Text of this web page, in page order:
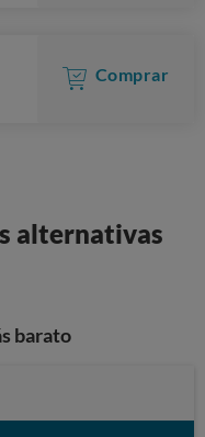
Comprar
alternativas
barato